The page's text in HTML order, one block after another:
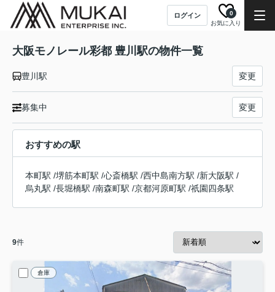
ログイン
お気に入り
0
大阪モノレール彩都 豊川駅の物件一覧
豊川駅 変更
募集中 変更
おすすめの駅
本町駅 /堺筋本町駅 /心斎橋駅 /西中島南方駅 /新大阪駅 /
烏丸駅 /長堀橋駅 /南森町駅 /京都河原町駅 /祇園四条駅
9件
倉庫